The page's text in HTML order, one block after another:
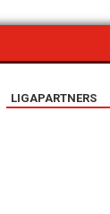
LIGAPARTNERS